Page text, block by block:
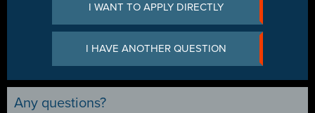
I WANT TO APPLY DIRECTLY
I HAVE ANOTHER QUESTION
Any questions?